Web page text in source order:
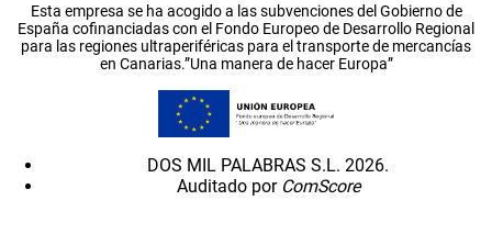
Esta empresa se ha acogido a las subvenciones del Gobierno de
España cofinanciadas con el Fondo Europeo de Desarrollo Regional
para las regiones ultraperiféricas para el transporte de mercancías
en Canarias.”Una manera de hacer Europa”
DOS MIL PALABRAS S.L. 2026.
Auditado por ComScore